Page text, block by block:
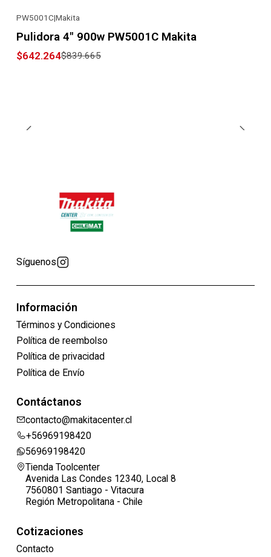
PW5001C|Makita
Pulidora 4" 900w PW5001C Makita
$642.264$839.665
Síguenos
Información
Términos y Condiciones
Política de reembolso
Política de privacidad
Política de Envío
Contáctanos
contacto@makitacenter.cl
+56969198420
56969198420
Tienda Toolcenter
Avenida Las Condes 12340, Local 8
7560801 Santiago - Vitacura
Región Metropolitana - Chile
Cotizaciones
Contacto